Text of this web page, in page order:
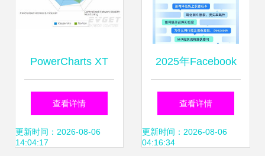
PowerCharts XT
专业领域高级图表
控件全面指南
查看详情
更新时间：2026-08-06
14:04:17
2025年Facebook
营销服务商竞争力
分析与尚帝传媒专
查看详情
更新时间：2026-08-06
04:16:34